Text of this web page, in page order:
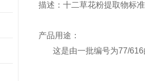
描述：十二草花粉提取物标
产品用途：
这是由一批编号为77/616